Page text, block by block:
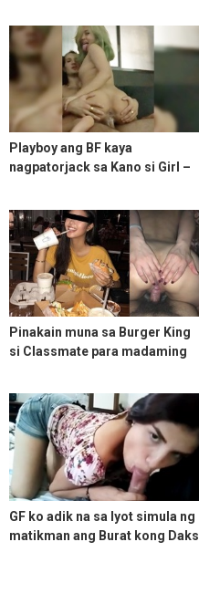
Playboy ang BF kaya
nagpatorjack sa Kano si Girl –
Pinakain muna sa Burger King
si Classmate para madaming
GF ko adik na sa Iyot simula ng
matikman ang Burat kong Daks